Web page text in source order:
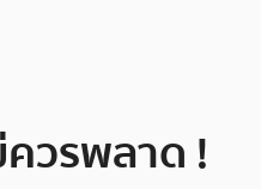
ควรพลาด !